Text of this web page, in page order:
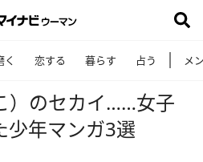
く 恋する 暮らす 占う メ
）のセカイ……女子
少年マンガ3選